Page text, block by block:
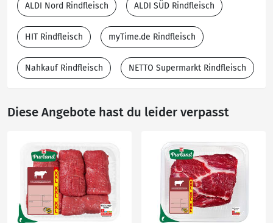
ALDI Nord Rindfleisch ALDI SÜD Rindfleisch
HIT Rindfleisch myTime.de Rindfleisch
Nahkauf Rindfleisch NETTO Supermarkt Rindfleisch
Diese Angebote hast du leider verpasst